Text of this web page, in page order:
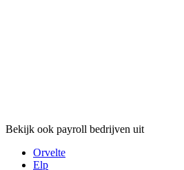
Bekijk ook payroll bedrijven uit
Orvelte
Elp